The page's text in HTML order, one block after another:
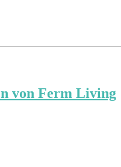
von Ferm Living